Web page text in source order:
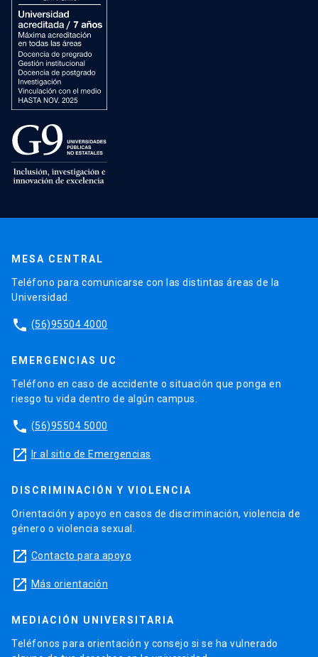
MESA CENTRAL
Teléfono para comunicarse con las distintas áreas de la
Universidad.
phone (56)95504 4000
EMERGENCIAS UC
Teléfono en caso de accidente o situación que ponga en
riesgo tu vida dentro de algún campus.
phone (56)95504 5000
launch Ir al sitio de Emergencias
DISCRIMINACIÓN Y VIOLENCIA
Orientación y apoyo en casos de discriminación, violencia de
género o violencia sexual.
launch Contacto para apoyo
launch Más orientación
MEDIACIÓN UNIVERSITARIA
Teléfonos para orientación y consejo si se ha vulnerado